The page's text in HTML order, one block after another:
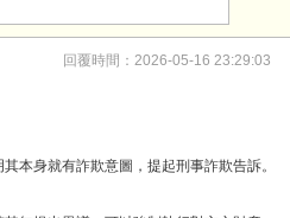
回覆時間：2026-05-16 23:29:03
本身就有詐欺意圖，提起刑事詐欺告訴。